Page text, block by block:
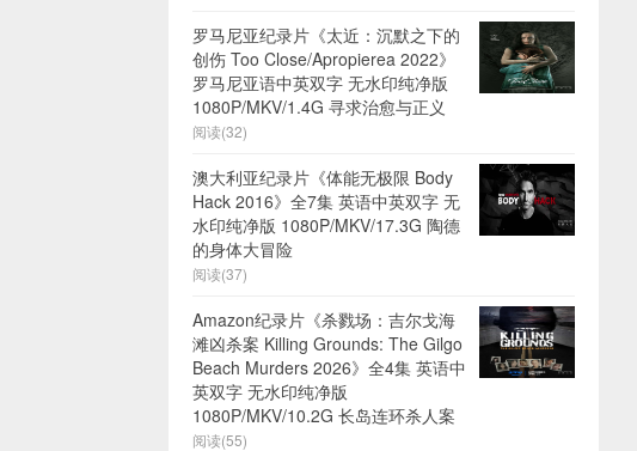
罗马尼亚纪录片《太近：沉默之下的
创伤 Too Close/Apropierea 2022》
罗马尼亚语中英双字 无水印纯净版
1080P/MKV/1.4G 寻求治愈与正义
阅读(32)
澳大利亚纪录片《体能无极限 Body
Hack 2016》全7集 英语中英双字 无
水印纯净版 1080P/MKV/17.3G 陶德
的身体大冒险
阅读(37)
Amazon纪录片《杀戮场：吉尔戈海
滩凶杀案 Killing Grounds: The Gilgo
Beach Murders 2026》全4集 英语中
英双字 无水印纯净版
1080P/MKV/10.2G 长岛连环杀人案
阅读(55)